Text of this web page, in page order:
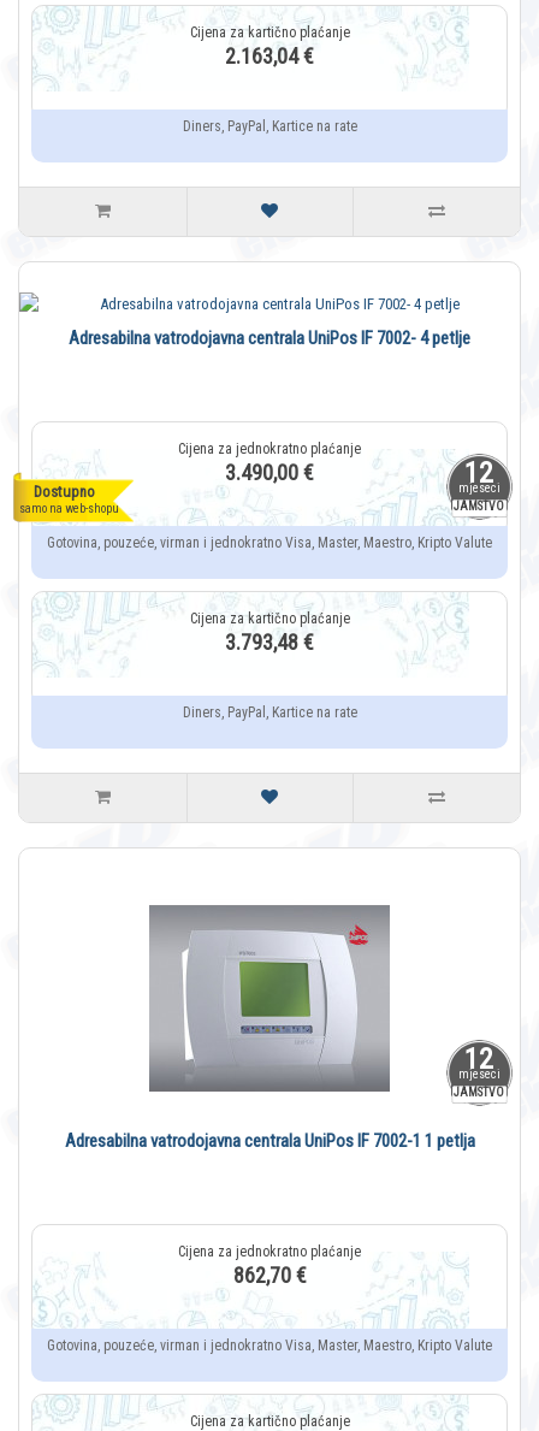
2.163,04 €
Diners, PayPal, Kartice na rate
12
mjeseci
JAMSTVO
Dostupno
samo na web-shopu
Adresabilna vatrodojavna centrala UniPos IF 7002- 4 petlje
3.490,00 €
Gotovina, pouzeće, virman i jednokratno Visa, Master, Maestro, Kripto Valute
3.793,48 €
Diners, PayPal, Kartice na rate
12
mjeseci
JAMSTVO
Adresabilna vatrodojavna centrala UniPos IF 7002-1 1 petlja
862,70 €
Gotovina, pouzeće, virman i jednokratno Visa, Master, Maestro, Kripto Valute